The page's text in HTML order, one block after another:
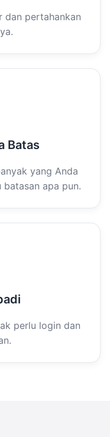
dan pertahankan
Batas
yang Anda
apa pun.
perlu login dan